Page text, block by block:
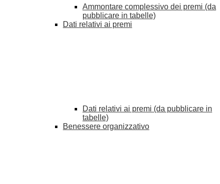
Ammontare complessivo dei premi (da
pubblicare in tabelle)
Dati relativi ai premi
Dati relativi ai premi (da pubblicare in
tabelle)
Benessere organizzativo